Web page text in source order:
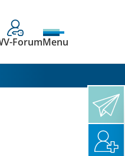
ForumMenu